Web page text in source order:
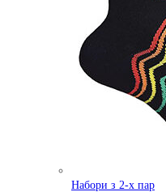
Набори з 2-х пар